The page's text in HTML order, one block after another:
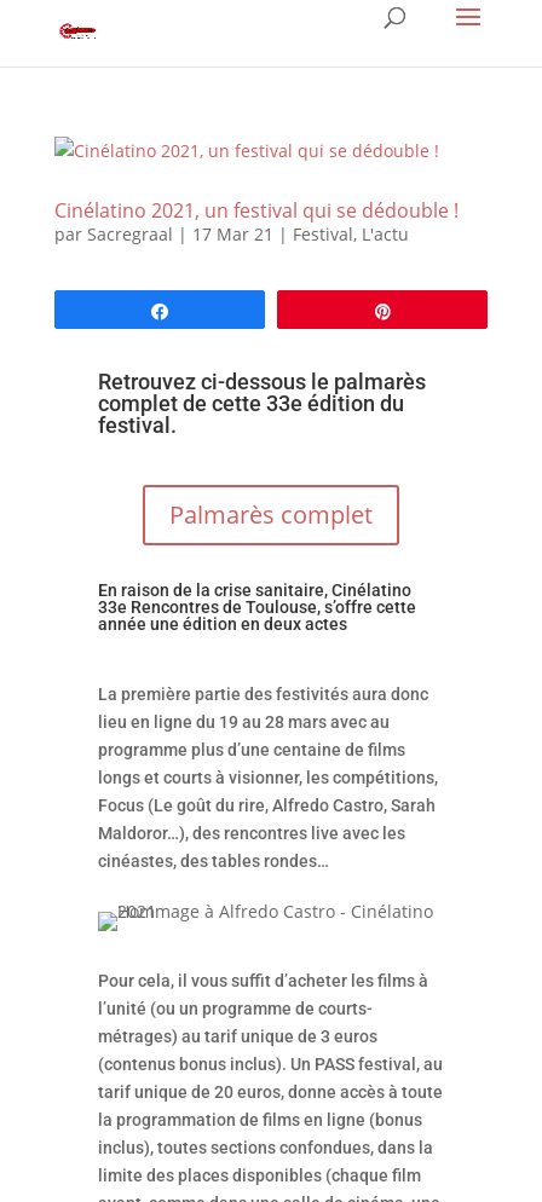
Cinélatino 2021, un festival qui se dédouble !
par Sacregraal | 17 Mar 21 | Festival, L'actu
Retrouvez ci-dessous le palmarès
complet de cette 33e édition du
festival.
Palmarès complet
En raison de la crise sanitaire, Cinélatino
33e Rencontres de Toulouse, s’offre cette
année une édition en deux actes
La première partie des festivités aura donc
lieu en ligne du 19 au 28 mars avec au
programme plus d’une centaine de films
longs et courts à visionner, les compétitions,
Focus (Le goût du rire, Alfredo Castro, Sarah
Maldoror…), des rencontres live avec les
cinéastes, des tables rondes…
Pour cela, il vous suffit d’acheter les films à
l’unité (ou un programme de courts-
métrages) au tarif unique de 3 euros
(contenus bonus inclus). Un PASS festival, au
tarif unique de 20 euros, donne accès à toute
la programmation de films en ligne (bonus
inclus), toutes sections confondues, dans la
limite des places disponibles (chaque film